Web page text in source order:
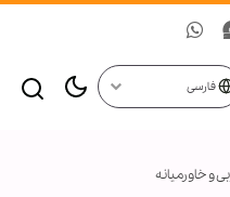
فارسی
و خاورمیانه